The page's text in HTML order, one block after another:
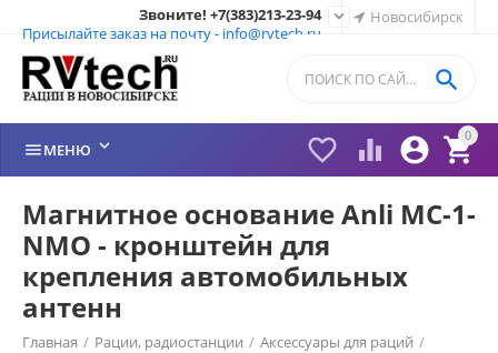
Новосибирск
Звоните! +7(383)213-23-94
Присылайте заказ на почту - info@rvtech.ru

0


 

МЕНЮ 
Магнитное основание Anli MC-1-
NMO - кронштейн для
крепления автомобильных
антенн
Главная / Рации, радиостанции / Аксессуары для раций /